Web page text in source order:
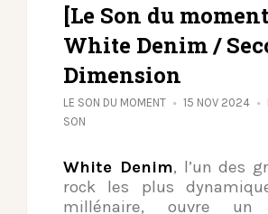
[Le Son du
White Denim /
Dimension
LE SON DU MOMENT 15 NOV 2024
SON
White Denim, l’un des
rock les plus
millénaire, ouvre un